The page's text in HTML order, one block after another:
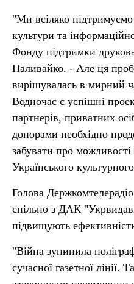
"Ми всіляко
культури та
Фонду підтримки
Наливайко. - Але ця
вирішувалась в мирний
Водночас є успішні
партнерів, приватних
донорами необхідно
забувати про
Українського
Голова
спільно з ДАК
підвищують
"Війна зупинила
сучасної газетної